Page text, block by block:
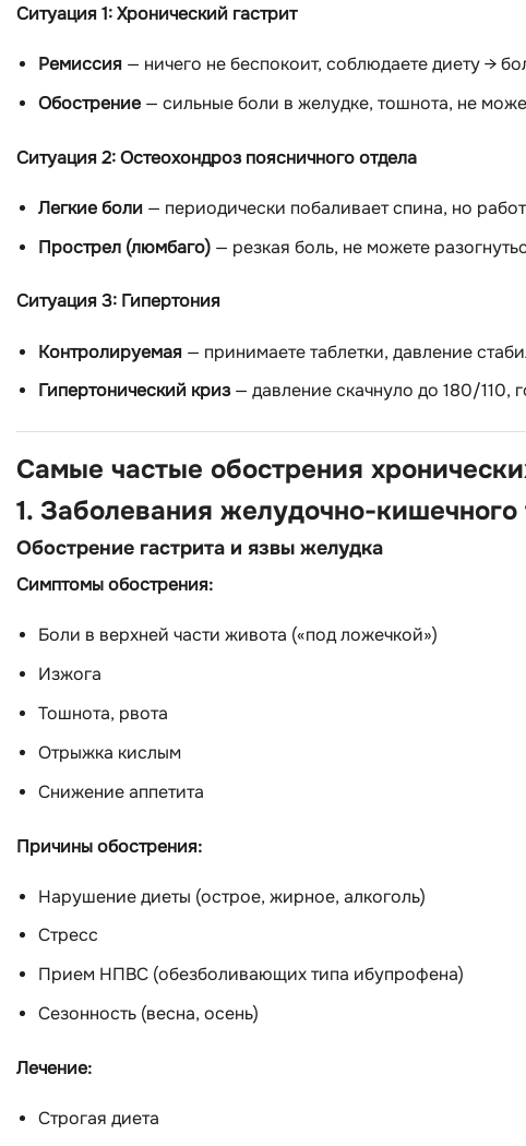
Ситуация 1: Хронический гастрит
Ремиссия — ничего не беспокоит, соблюдаете диету →
Обострение — сильные боли в желудке, тошнота, не
Ситуация 2: Остеохондроз поясничного отдела
Легкие боли — периодически побаливает спина, но
Прострел (люмбаго) — резкая боль, не можете
Ситуация 3: Гипертония
Контролируемая — принимаете таблетки, давление
Гипертонический криз— давление скачнуло до 180/110,
Самые частые обострения
1. Заболевания желудочно-кишечного
Обострение гастрита и язвы желудка
Симптомы обострения:
Боли в верхней части живота («под ложечкой»)
Изжога
Тошнота, рвота
Отрыжка кислым
Снижение аппетита
Причины обострения:
Нарушение диеты (острое, жирное, алкоголь)
Стресс
Прием НПВС (обезболивающих типа ибупрофена)
Сезонность (весна, осень)
Лечение:
Строгая диета